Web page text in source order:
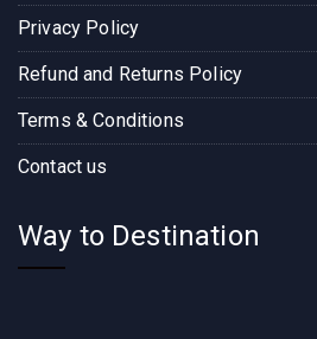
Privacy Policy
Refund and Returns Policy
Terms & Conditions
Contact us
Way to Destination